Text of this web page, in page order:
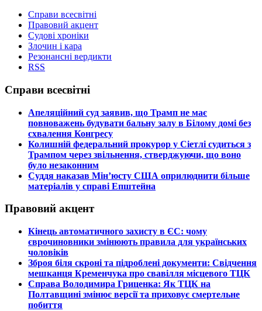
Справи всесвітні
Правовий акцент
Судові хроніки
Злочин і кара
Резонансні вердикти
RSS
Справи всесвітні
​Апеляційний суд заявив, що Трамп не має
повноважень будувати бальну залу в Білому домі без
схвалення Конгресу
​Колишній федеральний прокурор у Сіетлі судиться з
Трампом через звільнення, стверджуючи, що воно
було незаконним
​Суддя наказав Мін’юсту США оприлюднити більше
матеріалів у справі Епштейна
Правовий акцент
​Кінець автоматичного захисту в ЄС: чому
єврочиновники змінюють правила для українських
чоловіків
​Зброя біля скроні та підроблені документи: Свідчення
мешканця Кременчука про свавілля місцевого ТЦК
​Справа Володимира Гриценка: Як ТЦК на
Полтавщині змінює версії та приховує смертельне
побиття